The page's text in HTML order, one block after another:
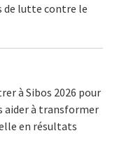
de lutte contre le
à Sibos 2026 pour
aider à transformer
en résultats